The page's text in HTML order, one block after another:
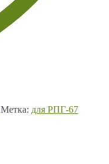
Метка: для РПГ-67